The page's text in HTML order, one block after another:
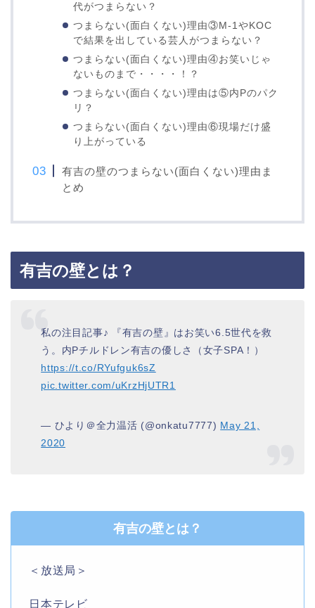
代がつまらない？
つまらない(面白くない)理由③M-1やKOC
で結果を出している芸人がつまらない？
つまらない(面白くない)理由④お笑いじゃ
ないものまで・・・・！？
つまらない(面白くない)理由は⑤内Pのパク
リ？
つまらない(面白くない)理由⑥現場だけ盛
り上がっている
有吉の壁のつまらない(面白くない)理由ま
とめ
有吉の壁とは？
私の注目記事♪ 『有吉の壁』はお笑い6.5世代を救
う。内Pチルドレン有吉の優しさ（女子SPA！）
https://t.co/RYufguk6sZ
pic.twitter.com/uKrzHjUTR1
— ひより＠全力温活 (@onkatu7777) May 21,
2020
有吉の壁とは？
＜放送局＞
日本テレビ